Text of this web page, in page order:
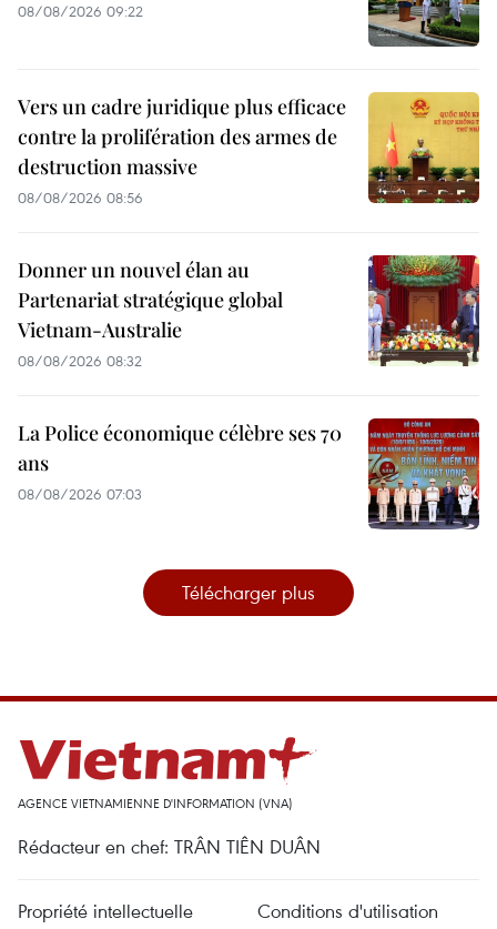
08/08/2026 09:22
Vers un cadre juridique plus efficace
contre la prolifération des armes de
destruction massive
08/08/2026 08:56
Donner un nouvel élan au
Partenariat stratégique global
Vietnam-Australie
08/08/2026 08:32
La Police économique célèbre ses 70
ans
08/08/2026 07:03
Télécharger plus
AGENCE VIETNAMIENNE D'INFORMATION (VNA)
Rédacteur en chef: TRÂN TIÊN DUÂN
Propriété intellectuelle Conditions d'utilisation